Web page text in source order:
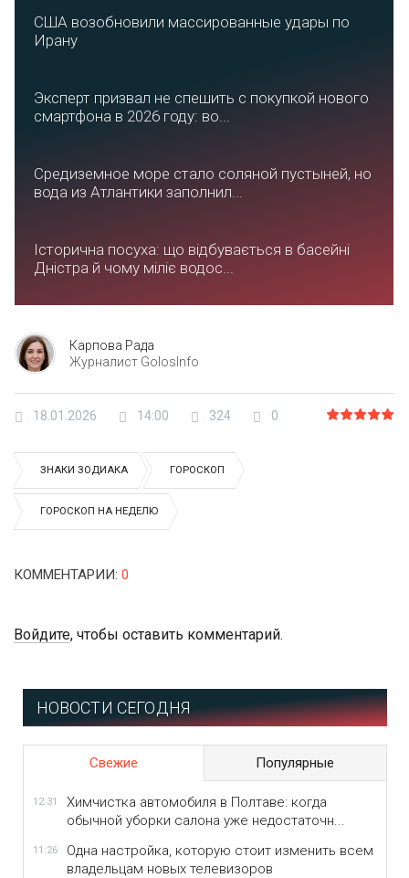
США возобновили массированные удары по
Ирану
Эксперт призвал не спешить с покупкой нового
смартфона в 2026 году: во...
Средиземное море стало соляной пустыней, но
вода из Атлантики заполнил...
Історична посуха: що відбувається в басейні
Дністра й чому міліє водос...
Карпова Рада
Журналист GolosInfo
18.01.2026 14:00 324 0
ЗНАКИ ЗОДИАКА ГОРОСКОП
ГОРОСКОП НА НЕДЕЛЮ
КОММЕНТАРИИ: 0
Войдите, чтобы оставить комментарий.
НОВОСТИ СЕГОДНЯ
Свежие Популярные
12:31
Химчистка автомобиля в Полтаве: когда
обычной уборки салона уже недостаточн...
11:26
Одна настройка, которую стоит изменить всем
владельцам новых телевизоров